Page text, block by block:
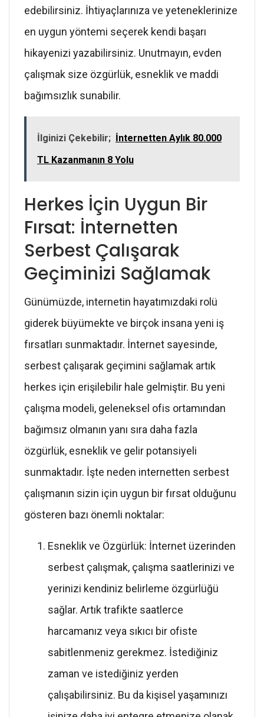
edebilirsiniz. İhtiyaçlarınıza ve yeteneklerinize
en uygun yöntemi seçerek kendi başarı
hikayenizi yazabilirsiniz. Unutmayın, evden
çalışmak size özgürlük, esneklik ve maddi
bağımsızlık sunabilir.
İlginizi Çekebilir; İnternetten Aylık 80.000
TL Kazanmanın 8 Yolu
Herkes İçin Uygun Bir
Fırsat: İnternetten
Serbest Çalışarak
Geçiminizi Sağlamak
Günümüzde, internetin hayatımızdaki rolü
giderek büyümekte ve birçok insana yeni iş
fırsatları sunmaktadır. İnternet sayesinde,
serbest çalışarak geçimini sağlamak artık
herkes için erişilebilir hale gelmiştir. Bu yeni
çalışma modeli, geleneksel ofis ortamından
bağımsız olmanın yanı sıra daha fazla
özgürlük, esneklik ve gelir potansiyeli
sunmaktadır. İşte neden internetten serbest
çalışmanın sizin için uygun bir fırsat olduğunu
gösteren bazı önemli noktalar:
Esneklik ve Özgürlük: İnternet üzerinden
serbest çalışmak, çalışma saatlerinizi ve
yerinizi kendiniz belirleme özgürlüğü
sağlar. Artık trafikte saatlerce
harcamanız veya sıkıcı bir ofiste
sabitlenmeniz gerekmez. İstediğiniz
zaman ve istediğiniz yerden
çalışabilirsiniz. Bu da kişisel yaşamınızı